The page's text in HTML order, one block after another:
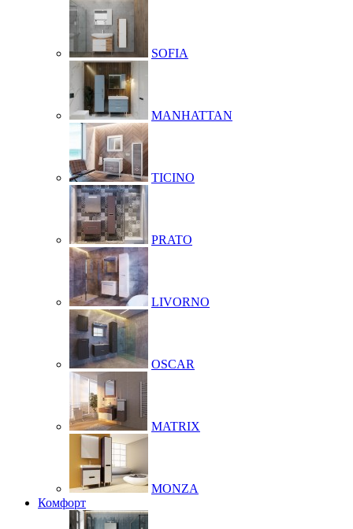
SOFIA
MANHATTAN
TICINO
PRATO
LIVORNO
OSCAR
MATRIX
MONZA
Комфорт